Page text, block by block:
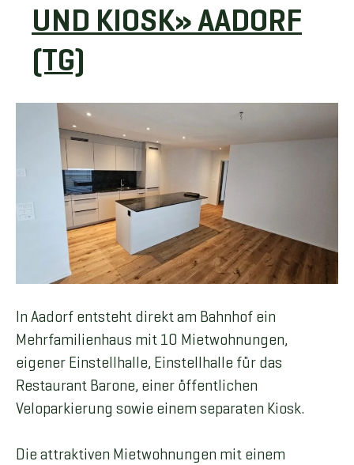
UND KIOSK» AADORF
(TG)
In Aadorf entsteht direkt am Bahnhof ein
Mehrfamilienhaus mit 10 Mietwohnungen,
eigener Einstellhalle, Einstellhalle für das
Restaurant Barone, einer öffentlichen
Veloparkierung sowie einem separaten Kiosk.
Die attraktiven Mietwohnungen mit einem